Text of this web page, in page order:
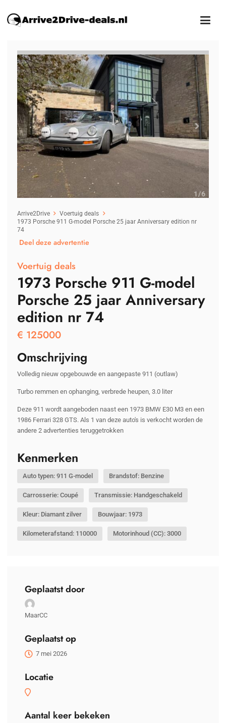
1/6
Arrive2Drive
Voertuig deals
1973 Porsche 911 G-model Porsche 25 jaar Anniversary edition nr
74
Deel deze advertentie
Voertuig deals
1973 Porsche 911 G-model
Porsche 25 jaar Anniversary
edition nr 74
€ 125000
Omschrijving
Volledig nieuw opgebouwde en aangepaste 911 (outlaw)
Turbo remmen en ophanging, verbrede heupen, 3.0 liter
Deze 911 wordt aangeboden naast een 1973 BMW E30 M3 en een
1986 Ferrari 328 GTS. Als 1 van deze auto's is verkocht worden de
andere 2 advertenties teruggetrokken
Kenmerken
Auto typen: 911 G-model Brandstof: Benzine
Carrosserie: Coupé Transmissie: Handgeschakeld
Kleur: Diamant zilver Bouwjaar: 1973
Kilometerafstand: 110000 Motorinhoud (CC): 3000
Geplaatst door
MaarCC
Geplaatst op
7 mei 2026
Locatie
Aantal keer bekeken